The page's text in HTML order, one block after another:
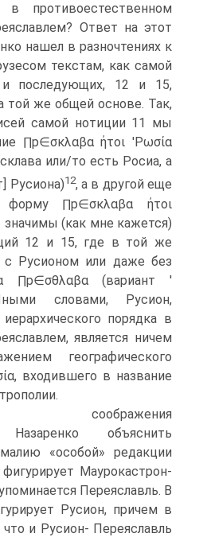
противоестественном
Ответ на этот
нашел в разночтениях к
текстам, как самой
последующих, 12 и 15,
той же общей основе. Так,
самой нотиции 11 мы
∏p∈σκλαβα ήτοι 'Ρωσία
или/то есть Росиа, а
Русиона)12, а в другой еще
форму ∏p∈σκλαβα ήτοι
(как мне кажется)
12 и 15, где в той же
с Русионом или даже без
∏p∈σθλαβα (вариант '
словами, Русион,
порядка в
является ничем
географического
входившего в название
соображения
Назаренко объяснить
«особой» редакции
Маурокастрон-
Переяславль. В
Русион, причем в
и Русион- Переяславль